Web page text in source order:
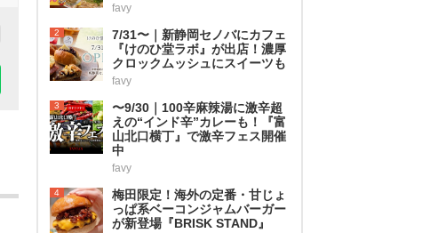
favy
2
7/31〜｜新静岡セノバにカフェ
『けのひ堂ラボ』が出店！濃厚
クロックムッシュにスイーツも
favy
3
〜9/30｜100辛麻辣湯に激辛超
えの“インド辛”カレーも！『富
山北口横丁』で激辛フェス開催
中
favy
4
梅田限定！海外の定番・甘じょ
っぱ系ベーコンジャムバーガー
が新登場『BRISK STAND』